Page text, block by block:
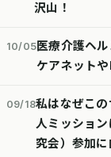
沢山！
10/05医療介護ヘ
ケアネット
09/18私はなぜこ
人ミッショ
究会）参加